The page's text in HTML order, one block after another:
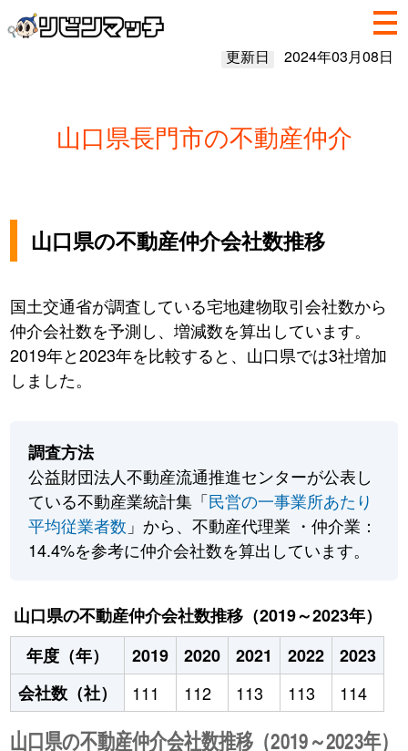
更新日 2024年03月08日
山口県長門市の不動産仲介
山口県の不動産仲介会社数推移
国土交通省が調査している宅地建物取引会社数から
仲介会社数を予測し、増減数を算出しています。
2019年と2023年を比較すると、山口県では3社増加
しました。
調査方法
公益財団法人不動産流通推進センターが公表し
ている不動産業統計集「民営の一事業所あたり
平均従業者数 」から、不動産代理業 ・仲介業：
14.4%を参考に仲介会社数を算出しています。
山口県の不動産仲介会社数推移（2019～2023年）
年度（年）
2019 2020 2021 2022
2023
会社数（社）
111 112 113 113 114